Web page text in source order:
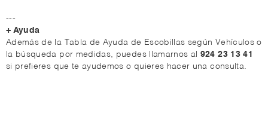
---
+ Ayuda
Además de la Tabla de Ayuda de Escobillas según Vehículos o
la búsqueda por medidas, puedes llamarnos al 924 23 13 41
si prefieres que te ayudemos o quieres hacer una consulta.